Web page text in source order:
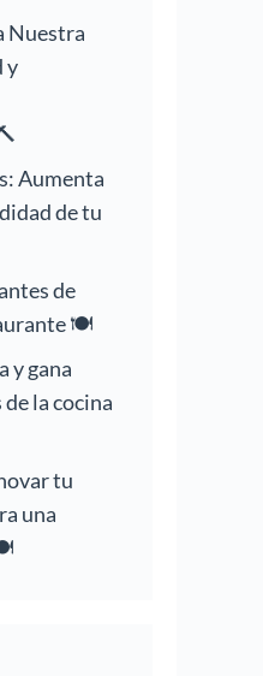
Nuestra
y
Aumenta
de tu
de
🍽️
y gana
la cocina
tu
una